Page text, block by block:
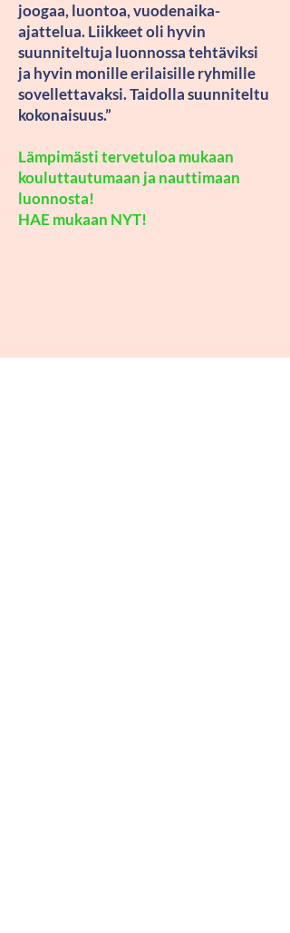
joogaa, luontoa, vuodenaika-
ajattelua. Liikkeet oli hyvin
suunniteltuja luonnossa tehtäviksi
ja hyvin monille erilaisille ryhmille
sovellettavaksi. Taidolla suunniteltu
kokonaisuus.”
Lämpimästi tervetuloa mukaan
kouluttautumaan ja nauttimaan
luonnosta!
HAE mukaan NYT!